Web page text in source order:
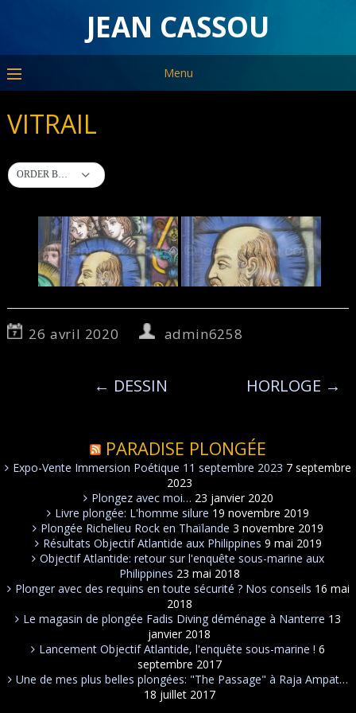
JEAN CASSOU
Menu
VITRAIL
ORDER BY DEFAULT
26 avril 2020 admin6258
← DESSIN HORLOGE →
PARADISE PLONGÉE
Expo-Vente Immersion Poétique 11 septembre 2023 7 septembre
2023
Plongez avec moi… 23 janvier 2020
Livre plongée: L'homme silure 19 novembre 2019
Plongée Richelieu Rock en Thaïlande 3 novembre 2019
Résultats Objectif Atlantide aux Philippines 9 mai 2019
Objectif Atlantide: retour sur l'enquête sous-marine aux
Philippines 23 mai 2018
Plonger avec des requins en toute sécurité ? Nos conseils 16 mai
2018
Le magasin de plongée Fadis Diving déménage à Nanterre 13
janvier 2018
Lancement Objectif Atlantide, l'enquête sous-marine ! 6
septembre 2017
Une de mes plus belles plongées: "The Passage" à Raja Ampat…
18 juillet 2017